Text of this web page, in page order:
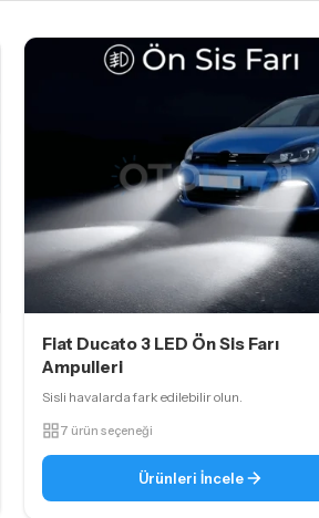
Fiat Ducato 3 LED Ön Sis Farı
Ampulleri
Sisli havalarda fark edilebilir olun.
7 ürün seçeneği
Ürünleri İncele